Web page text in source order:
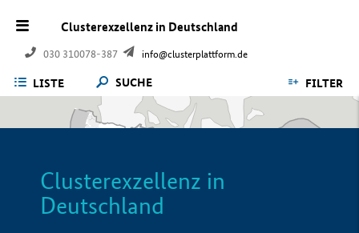
Clusterexzellenz in Deutschland
030 310078-387 info@clusterplattform.de
LISTE SUCHE FILTER
Clusterexzellenz in
Deutschland